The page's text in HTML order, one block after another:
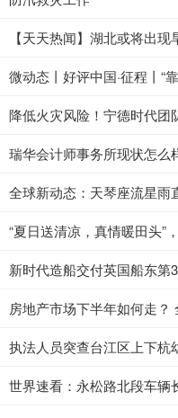
【天天热闻】湖北或将出现
微动态丨好评中国·征程丨“
降低火灾风险！宁德时代团
瑞华会计师事务所现状怎么
全球新动态：天琴座流星雨
“夏日送清凉，真情暖田头”
新时代造船交付英国船东第
房地产市场下半年如何走？
执法人员突查台江区上下杭
世界速看：永松路北段车辆